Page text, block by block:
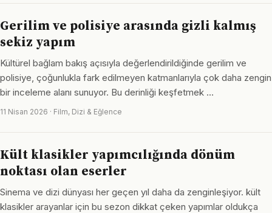
Gerilim ve polisiye arasında gizli kalmış
sekiz yapım
Kültürel bağlam bakış açısıyla değerlendirildiğinde gerilim ve
polisiye, çoğunlukla fark edilmeyen katmanlarıyla çok daha zengin
bir inceleme alanı sunuyor. Bu derinliği keşfetmek …
11 Nisan 2026 · Film, Dizi & Eğlence
Kült klasikler yapımcılığında dönüm
noktası olan eserler
Sinema ve dizi dünyası her geçen yıl daha da zenginleşiyor. kült
klasikler arayanlar için bu sezon dikkat çeken yapımlar oldukça